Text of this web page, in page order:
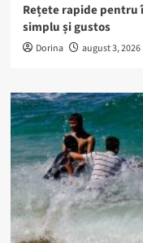
Rețete rapide pentru
simplu și gustos
Dorina august 3, 2026